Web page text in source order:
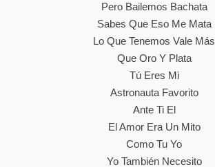
Pero Bailemos Bachata
Sabes Que Eso Me Mata
Lo Que Tenemos Vale Más
Que Oro Y Plata
Tú Eres Mi
Astronauta Favorito
Ante Ti El
El Amor Era Un Mito
Como Tu Yo
Yo También Necesito